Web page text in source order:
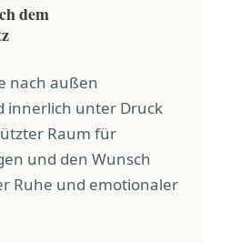
dem
nach außen
innerlich unter Druck
Raum für
und den Wunsch
Ruhe und emotionaler